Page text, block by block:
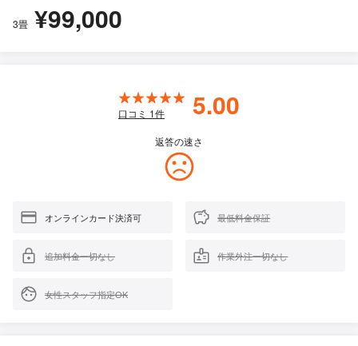
3畳 ¥99,000
口コミ 1件 5.00
返答の速さ
オンラインカード決済可 最低料金保証
追加料金一切なし 作業外注一切なし
女性スタッフ指定OK